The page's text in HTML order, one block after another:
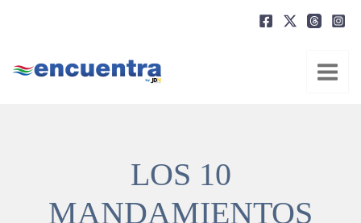
LOS 10
MANDAMIENTOS